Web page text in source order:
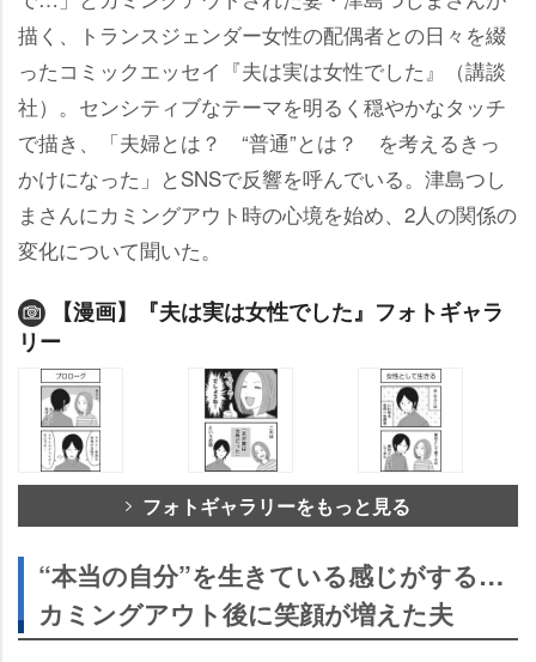
描く、トランスジェンダー女性の配偶者との日々を綴
ったコミックエッセイ『夫は実は女性でした』（講談
社）。センシティブなテーマを明るく穏やかなタッチ
で描き、「夫婦とは？ “普通”とは？ を考えるきっ
かけになった」とSNSで反響を呼んでいる。津島つし
まさんにカミングアウト時の心境を始め、2人の関係の
変化について聞いた。
【漫画】『夫は実は女性でした』フォトギャラ
リー
フォトギャラリーをもっと見る
“本当の自分”を生きている感じがする…
カミングアウト後に笑顔が増えた夫